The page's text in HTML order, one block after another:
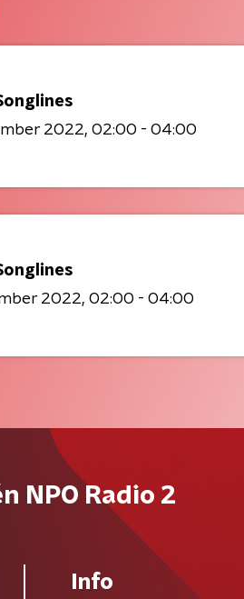
2022 02:00 - 04:00
2022 02:00 - 04:00
NPO Radio 2
Info